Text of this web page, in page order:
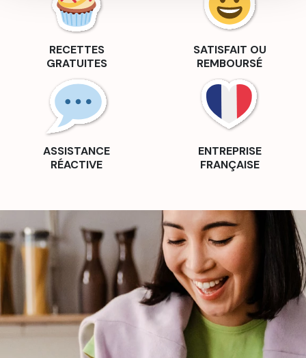
RECETTES
GRATUITES
SATISFAIT OU
REMBOURSÉ
ASSISTANCE
RÉACTIVE
ENTREPRISE
FRANÇAISE